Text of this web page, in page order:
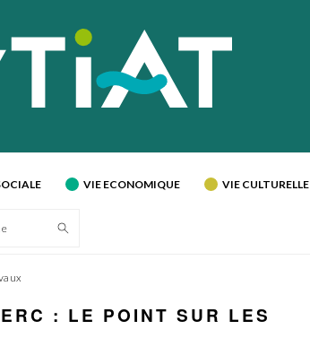
VIE ECONOMIQUE VIE CULTURELLE
: LE POINT SUR LES